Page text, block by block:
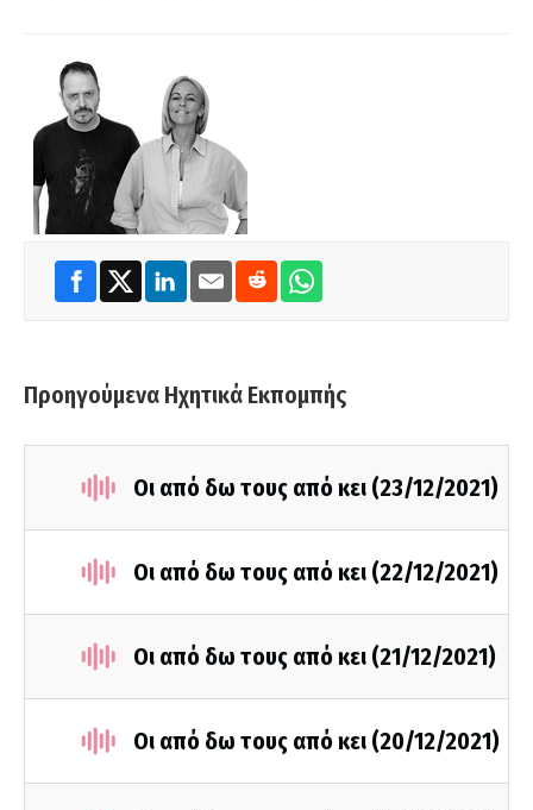
Προηγούμενα Ηχητικά Εκπομπής
Οι από δω τους από κει (23/12/2021)
Οι από δω τους από κει (22/12/2021)
Οι από δω τους από κει (21/12/2021)
Οι από δω τους από κει (20/12/2021)